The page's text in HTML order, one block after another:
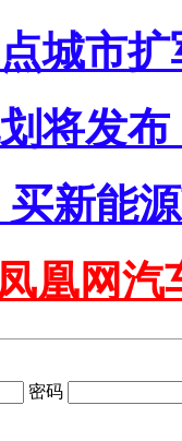
城市
将发
新能
凰网汽
密码